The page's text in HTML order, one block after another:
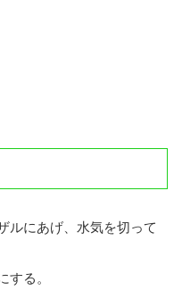
ルにあげ、水気を切って
する。